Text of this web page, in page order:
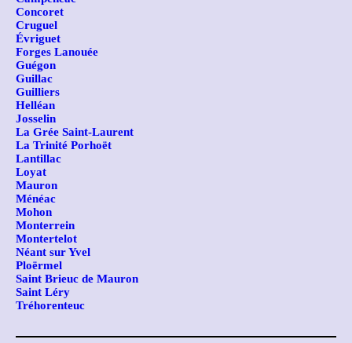
Concoret
Cruguel
Évriguet
Forges Lanouée
Guégon
Guillac
Guilliers
Helléan
Josselin
La Grée Saint-Laurent
La Trinité Porhoët
Lantillac
Loyat
Mauron
Ménéac
Mohon
Monterrein
Montertelot
Néant sur Yvel
Ploërmel
Saint Brieuc de Mauron
Saint Léry
Tréhorenteuc